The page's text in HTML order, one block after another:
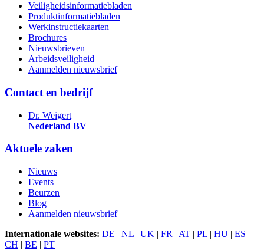
Veiligheidsinformatiebladen
Produktinformatiebladen
Werkinstructiekaarten
Brochures
Nieuwsbrieven
Arbeidsveiligheid
Aanmelden nieuwsbrief
Contact en bedrijf
Dr. Weigert
Nederland BV
Aktuele zaken
Nieuws
Events
Beurzen
Blog
Aanmelden nieuwsbrief
Internationale websites: DE | NL | UK | FR | AT | PL | HU | ES |
CH | BE | PT